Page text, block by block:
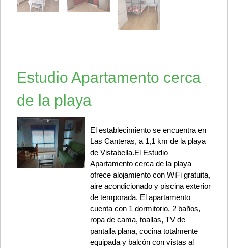
Estudio Apartamento cerca
de la playa
El establecimiento se encuentra en
Las Canteras, a 1,1 km de la playa
de Vistabella.El Estudio
Apartamento cerca de la playa
ofrece alojamiento con WiFi gratuita,
aire acondicionado y piscina exterior
de temporada. El apartamento
cuenta con 1 dormitorio, 2 baños,
ropa de cama, toallas, TV de
pantalla plana, cocina totalmente
equipada y balcón con vistas al